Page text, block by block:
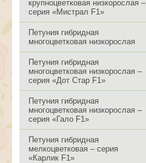
крупноцветковая низкорослая –
серия «Мистрал F1»
Петуния гибридная
многоцветковая низкорослая
Петуния гибридная
многоцветковая низкорослая –
серия «Дот Стар F1»
Петуния гибридная
многоцветковая низкорослая –
серия «Гало F1»
Петуния гибридная
мелкоцветковая – серия
«Карлик F1»